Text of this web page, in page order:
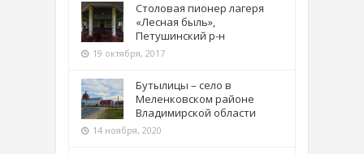
Столовая пионер лагеря
«Лесная быль»,
Петушинский р-н
19 октября, 2017
Бутылицы – село в
Меленковском районе
Владимирской области
14 ноября, 2020